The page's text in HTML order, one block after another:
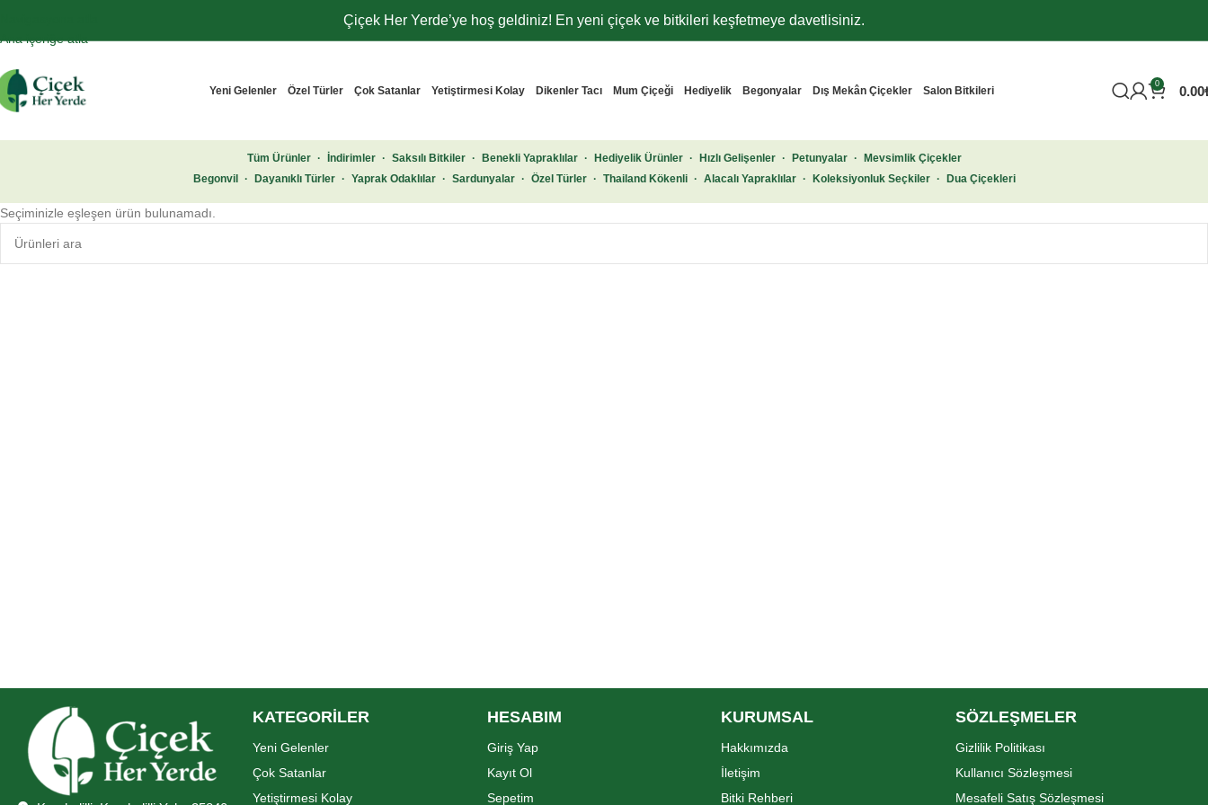
Ana içeriğe atla
Çiçek Her Yerde’ye hoş geldiniz! En yeni çiçek ve bitkileri keşfetmeye davetlisiniz.
Yeni Gelenler Özel Türler Çok Satanlar Yetiştirmesi Kolay Dikenler Tacı Mum Çiçeği Hediyelik Begonyalar Dış Mekân Çiçekler Salon Bitkileri
0 0.00
Tüm Ürünler · İndirimler · Saksılı Bitkiler · Benekli Yapraklılar · Hediyelik Ürünler · Hızlı Gelişenler · Petunyalar ·
Mevsimlik Çiçekler
Begonvil
· Dayanıklı Türler · Yaprak Odaklılar · Sardunyalar · Özel Türler · Thailand Kökenli · Alacalı Yapraklılar · Koleksiyonluk Seçkiler · Dua Çiçekleri
Seçiminizle eşleşen ürün bulunamadı.
KATEGORİLER
Yeni Gelenler
Çok Satanlar
Yetiştirmesi Kolay
HESABIM
Giriş Yap
Kayıt Ol
Sepetim
KURUMSAL
Hakkımızda
İletişim
Bitki Rehberi
SÖZLEŞMELER
Gizlilik Politikası
Kullanıcı Sözleşmesi
Mesafeli Satış Sözleşmesi